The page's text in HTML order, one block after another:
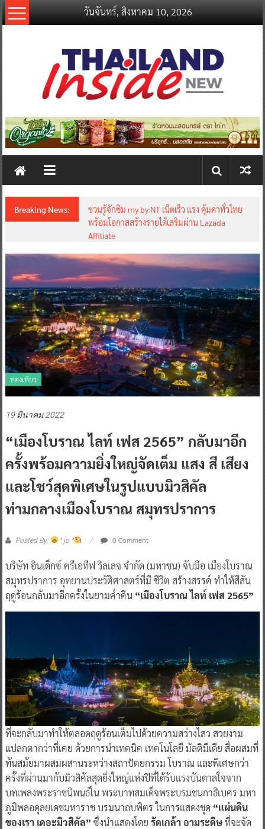
Skip
to
วันจันทร์, สิงหาคม 10, 2026
thailandinsidenew.com
Thailand
New
Breaking News:
ชวนรู้จักซิม my by NT เน็ตเร็ว แรง คุ้มค่าทั่วไทย
พร้อมโอกาสสร้างรายได้เสริมผ่าน Lazada
Affiliate
ท่องเที่ยว
19 มีนาคม 2022
“เมืองโบราณ ไลท์ เฟส 2565” กลับมาอีก
ครั้งพร้อมความยิ่งใหญ่จัดเต็ม แสง สี เสียง
และโชว์สุดพิเศษในรูปแบบมิวสิคัล
ท่ามกลางเมืองโบราณ สมุทรปราการ
Posted By: ^ jo ^ 0 Comment
บริษัท อินเด็กซ์ ครีเอทีฟ วิลเลจ จํากัด (มหาชน) จับมือ เมืองโบราณ
สมุทรปราการ อุทยานประวัติศาสตร์ที่มี ชีวิต สร้างสรรค์ ทำให้สีสัน
ฤดูร้อนกลับมาอีกครั้งในยามค่ำคืน“เมืองโบราณ ไลท์ เฟส 2565”
ที่จะกลับมาทําให้ตลอดฤดูร้อนเต็มไปด้วยความสว่างไสว สวยงาม
แปลกตากว่าที่เคย ด้วยการนําเทคนิค เทคโนโลยี มัลติมีเดีย สื่อผสมที่
ทันสมัยมาผสมผสานระหว่างสถาปัตยกรรม โบราณ และพิเศษกว่า
ครั้งที่ผ่านมากับมิวสิคัลสุดยิ่งใหญ่แห่งปีที่ได้รับแรงบันดาลใจจาก
บทเพลงพระราชนิพนธ์ใน พระบาทสมเด็จพระบรมชนกาธิเบศร มหา
ภูมิพลอดุลยเดชมหาราช บรมนาถบพิตร ในการแสดงชุด“แผ่นดิน
ของเรา เดอะมิวสิคัล” ซึ่งนำแสดงโดย รัดเกล้า อามระดิษที่จะจัด